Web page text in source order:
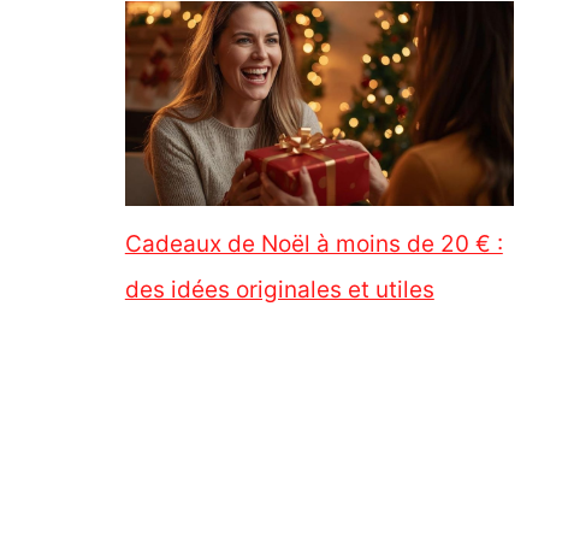
Cadeaux de Noël à moins de 20 € :
des idées originales et utiles